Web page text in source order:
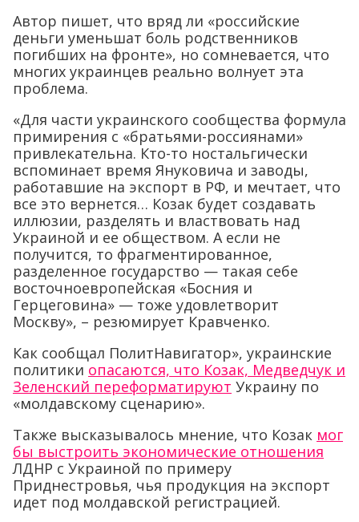
Автор пишет, что вряд ли «российские
деньги уменьшат боль родственников
погибших на фронте», но сомневается, что
многих украинцев реально волнует эта
проблема.
«Для части украинского сообщества формула
примирения с «братьями-россиянами»
привлекательна. Кто-то ностальгически
вспоминает время Януковича и заводы,
работавшие на экспорт в РФ, и мечтает, что
все это вернется… Козак будет создавать
иллюзии, разделять и властвовать над
Украиной и ее обществом. А если не
получится, то фрагментированное,
разделенное государство — такая себе
восточноевропейская «Босния и
Герцеговина» — тоже удовлетворит
Москву», – резюмирует Кравченко.
Как сообщал ПолитНавигатор», украинские
политики опасаются, что Козак, Медведчук и
Зеленский переформатируют Украину по
«молдавскому сценарию».
Также высказывалось мнение, что Козак мог
бы выстроить экономические отношения
ЛДНР с Украиной по примеру
Приднестровья, чья продукция на экспорт
идет под молдавской регистрацией.